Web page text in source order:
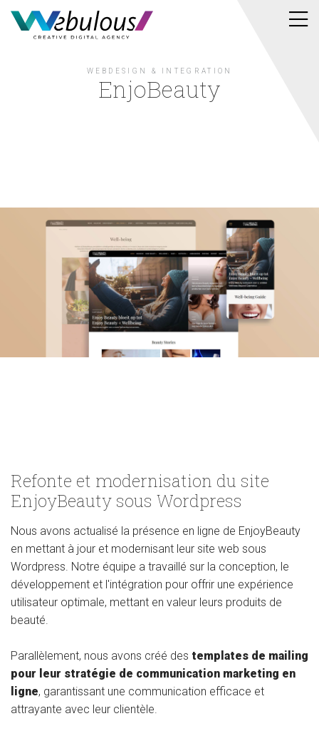
WEBDESIGN & INTEGRATION
EnjoBeauty
Refonte et modernisation du site
EnjoyBeauty sous Wordpress
Nous avons actualisé la présence en ligne de EnjoyBeauty
en mettant à jour et modernisant leur site web sous
Wordpress. Notre équipe a travaillé sur la conception, le
développement et l'intégration pour offrir une expérience
utilisateur optimale, mettant en valeur leurs produits de
beauté.
Parallèlement, nous avons créé des templates de mailing
pour leur stratégie de communication marketing en
ligne, garantissant une communication efficace et
attrayante avec leur clientèle.